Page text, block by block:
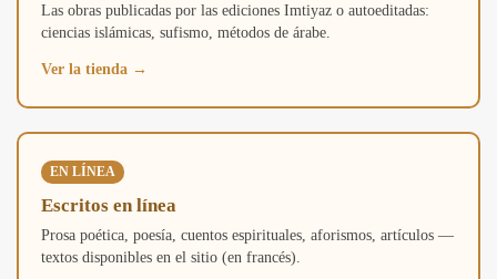
Tafsîr
Artículos
Podcasts
Testimonios
Las obras publicadas por las ediciones Imtiyaz o autoeditadas:
ciencias islámicas, sufismo, métodos de árabe.
Ver la tienda →
EN LÍNEA
Escritos en línea
Prosa poética, poesía, cuentos espirituales, aforismos, artículos —
textos disponibles en el sitio (en francés).